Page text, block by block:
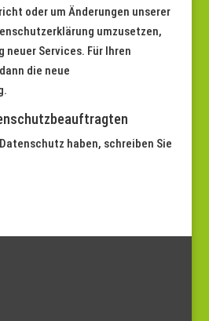
oder um Änderungen unserer
umzusetzen,
neuer Services. Für Ihren
die neue
haben, schreiben Sie